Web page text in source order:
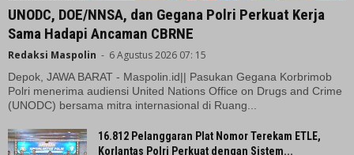
UNODC, DOE/NNSA, dan Gegana Polri Perkuat Kerja
Sama Hadapi Ancaman CBRNE
Redaksi Maspolin - 6 Agustus 2026 07: 15
Depok, JAWA BARAT - Maspolin.id|| Pasukan Gegana Korbrimob
Polri menerima audiensi United Nations Office on Drugs and Crime
(UNODC) bersama mitra internasional di Ruang...
16.812 Pelanggaran Plat Nomor Terekam ETLE,
Korlantas Polri Perkuat dengan Sistem...